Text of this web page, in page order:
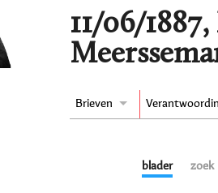
11/06/
Brieven
blader zoek